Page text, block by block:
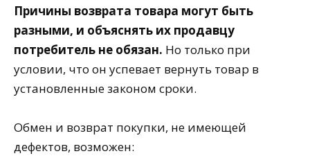
Причины возврата товара могут быть
разными, и объяснять их продавцу
потребитель не обязан. Но только при
условии, что он успевает вернуть товар в
установленные законом сроки.
Обмен и возврат покупки, не имеющей
дефектов, возможен: